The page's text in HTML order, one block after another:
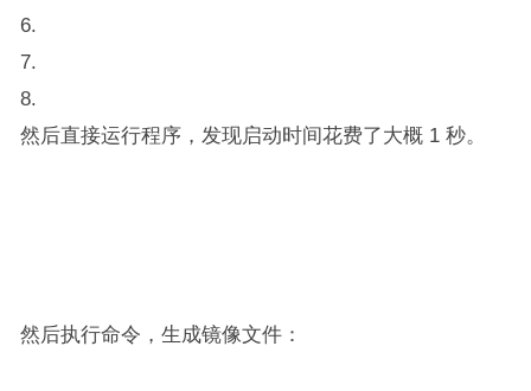
6.
7.
8.
然后直接运行程序，发现启动时间花费了大概 1 秒。
然后执行命令，生成镜像文件：